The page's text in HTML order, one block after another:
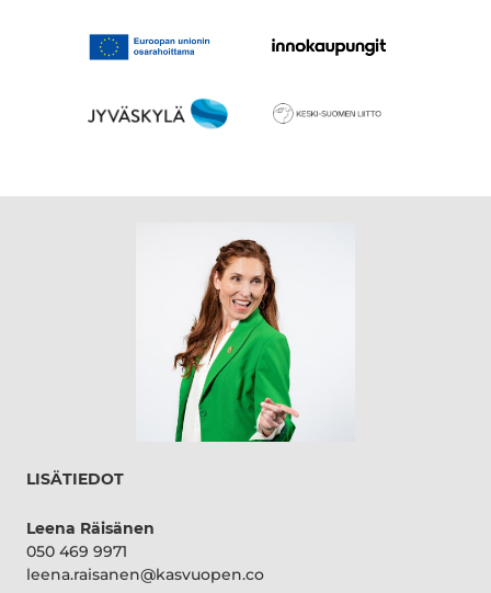
LISÄTIEDOT
Leena Räisänen
050 469 9971
leena.raisanen@kasvuopen.co